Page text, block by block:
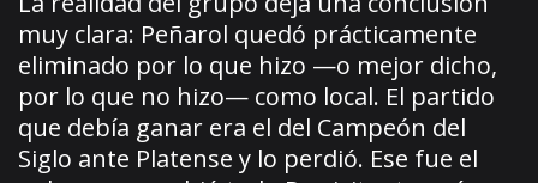
muy clara: Peñarol quedó prácticamente
eliminado por lo que hizo —o mejor dicho,
por lo que no hizo— como local. El partido
que debía ganar era el del Campeón del
Siglo ante Platense y lo perdió. Ese fue el